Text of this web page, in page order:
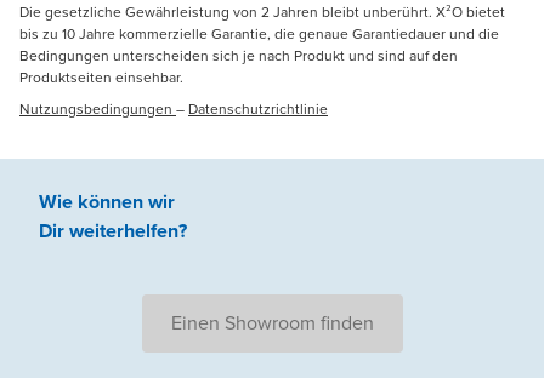
Die gesetzliche Gewährleistung von 2 Jahren bleibt unberührt. X²O bietet
bis zu 10 Jahre kommerzielle Garantie, die genaue Garantiedauer und die
Bedingungen unterscheiden sich je nach Produkt und sind auf den
Produktseiten einsehbar.
Nutzungsbedingungen – Datenschutzrichtlinie
Wie können wir
Dir weiterhelfen?
Einen Showroom finden